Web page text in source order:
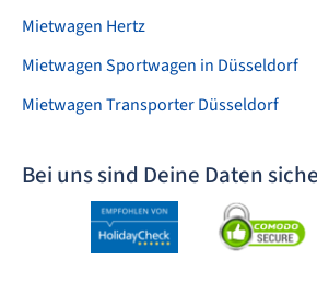
Mietwagen Hertz
Mietwagen Sportwagen in Düsseldorf
Mietwagen Transporter Düsseldorf
Bei uns sind Deine Daten